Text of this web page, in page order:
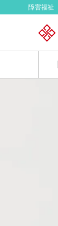
障害福祉